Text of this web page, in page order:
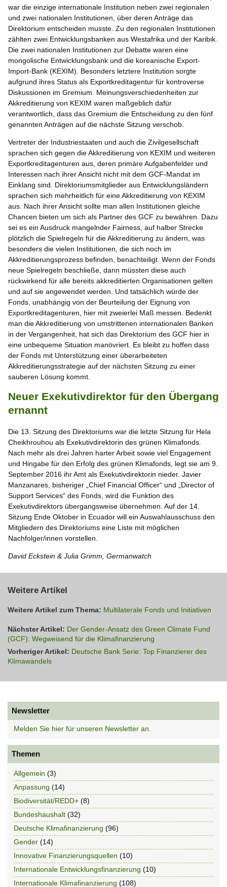
war die einzige internationale Institution neben zwei regionalen
und zwei nationalen Institutionen, über deren Anträge das
Direktorium entscheiden musste. Zu den regionalen Institutionen
zählten zwei Entwicklungsbanken aus Westafrika und der Karibik.
Die zwei nationalen Institutionen zur Debatte waren eine
mongolische Entwicklungsbank und die koreanische Export-
Import-Bank (KEXIM). Besonders letztere Institution sorgte
aufgrund ihres Status als Exportkreditagentur für kontroverse
Diskussionen im Gremium. Meinungsverschiedenheiten zur
Akkreditierung von KEXIM waren maßgeblich dafür
verantwortlich, dass das Gremium die Entscheidung zu den fünf
genannten Anträgen auf die nächste Sitzung verschob.
Vertreter der Industriestaaten und auch die Zivilgesellschaft
sprachen sich gegen die Akkreditierung von KEXIM und weiteren
Exportkreditagenturen aus, deren primäre Aufgabenfelder und
Interessen nach ihrer Ansicht nicht mit dem GCF-Mandat im
Einklang sind. Direktoriumsmitglieder aus Entwicklungsländern
sprachen sich mehrheitlich für eine Akkreditierung von KEXIM
aus. Nach ihrer Ansicht sollte man allen Institutionen gleiche
Chancen bieten um sich als Partner des GCF zu bewähren. Dazu
sei es ein Ausdruck mangelnder Fairness, auf halber Strecke
plötzlich die Spielregeln für die Akkreditierung zu ändern, was
besonders die vielen Institutionen, die sich noch im
Akkreditierungsprozess befinden, benachteiligt. Wenn der Fonds
neue Spielregeln beschließe, dann müssten diese auch
rückwirkend für alle bereits akkreditierten Organisationen gelten
und auf sie angewendet werden. Und tatsächlich würde der
Fonds, unabhängig von der Beurteilung der Eignung von
Exportkreditagenturen, hier mit zweierlei Maß messen. Bedenkt
man die Akkreditierung von umstrittenen internationalen Banken
in der Vergangenheit, hat sich das Direktorium des GCF hier in
eine unbequeme Situation manövriert. Es bleibt zu hoffen dass
der Fonds mit Unterstützung einer überarbeiteten
Akkreditierungsstrategie auf der nächsten Sitzung zu einer
sauberen Lösung kommt.
Neuer Exekutivdirektor für den Übergang
ernannt
Die 13. Sitzung des Direktoriums war die letzte Sitzung für Hela
Cheikhrouhou als Exekutivdirektorin des grünen Klimafonds.
Nach mehr als drei Jahren harter Arbeit sowie viel Engagement
und Hingabe für den Erfolg des grünen Klimafonds, legt sie am 9.
September 2016 ihr Amt als Exekutivdirektorin nieder. Javier
Manzanares, bisheriger „Chief Financial Officer“ und „Director of
Support Services“ des Fonds, wird die Funktion des
Exekutivdirektors übergangsweise übernehmen. Auf der 14.
Sitzung Ende Oktober in Ecuador will ein Auswahlausschuss den
Mitgliedern des Direktoriums eine Liste mit möglichen
Nachfolger/innen vorstellen.
David Eckstein & Julia Grimm, Germanwatch
Weitere Artikel
Weitere Artikel zum Thema: Multilaterale Fonds und Initiativen
Nächster Artikel: Der Gender-Ansatz des Green Climate Fund
(GCF): Wegweisend für die Klimafinanzierung
Vorheriger Artikel: Deutsche Bank Serie: Top Finanzierer des
Klimawandels
Newsletter
Melden Sie hier für unseren Newsletter an.
Themen
Allgemein (3)
Anpassung (14)
Biodiversität/REDD+ (8)
Bundeshaushalt (32)
Deutsche Klimafinanzierung (96)
Gender (14)
Innovative Finanzierungsquellen (10)
Internationale Entwicklungsfinanzierung (10)
Internationale Klimafinanzierung (108)